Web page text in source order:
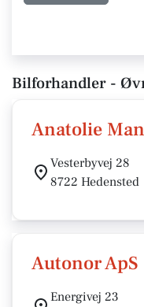
Bilforhandler -
Anatolie
Vesterbyvej 28
8722 Hedensted
Autonor ApS
Energivej 23